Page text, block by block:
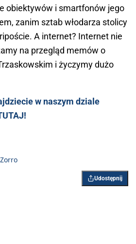
obiektywów i smartfonów jego
zanim sztab włodarza stolicy
A internet? Internet nie
na przegląd memów o
i życzymy dużo
w naszym dziale
Udostępnij